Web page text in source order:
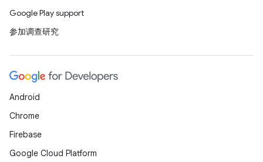
Google Play support
参加调查研究
Android
Chrome
Firebase
Google Cloud Platform